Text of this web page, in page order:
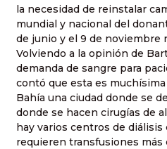
la necesidad de reinstalar
mundial y nacional del
de junio y el 9 de noviembre
Volviendo a la opinión de
demanda de sangre para
contó que esta es
Bahía una ciudad donde se
donde se hacen cirugías de
hay varios centros de diálisis
requieren transfusiones